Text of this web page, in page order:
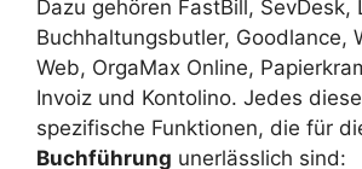
Dazu gehören FastBill, SevDesk,
Buchhaltungsbutler, Goodlance,
Web, OrgaMax Online,
Invoiz und Kontolino. Jedes
spezifische Funktionen, die für
Buchführung unerlässlich sind: